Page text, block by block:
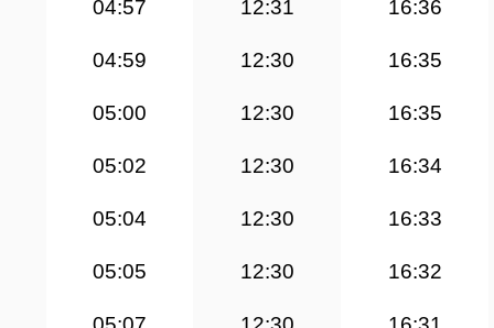
04:57 12:31 16:36
04:59 12:30 16:35
05:00 12:30 16:35
05:02 12:30 16:34
05:04 12:30 16:33
05:05 12:30 16:32